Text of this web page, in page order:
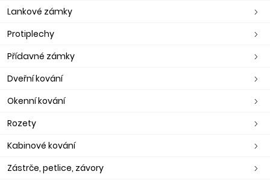
Lankové zámky
Protiplechy
Přídavné zámky
Dveřní kování
Okenní kování
Rozety
Kabinové kování
Zástrče, petlice, závory